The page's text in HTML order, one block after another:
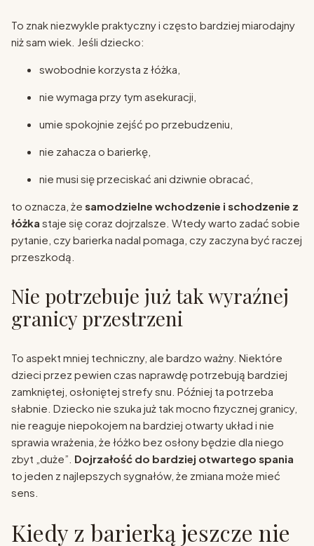
To znak niezwykle praktyczny i często bardziej miarodajny
niż sam wiek. Jeśli dziecko:
swobodnie korzysta z łóżka,
nie wymaga przy tym asekuracji,
umie spokojnie zejść po przebudzeniu,
nie zahacza o barierkę,
nie musi się przeciskać ani dziwnie obracać,
to oznacza, że samodzielne wchodzenie i schodzenie z
łóżka staje się coraz dojrzalsze. Wtedy warto zadać sobie
pytanie, czy barierka nadal pomaga, czy zaczyna być raczej
przeszkodą.
Nie potrzebuje już tak wyraźnej
granicy przestrzeni
To aspekt mniej techniczny, ale bardzo ważny. Niektóre
dzieci przez pewien czas naprawdę potrzebują bardziej
zamkniętej, osłoniętej strefy snu. Później ta potrzeba
słabnie. Dziecko nie szuka już tak mocno fizycznej granicy,
nie reaguje niepokojem na bardziej otwarty układ i nie
sprawia wrażenia, że łóżko bez osłony będzie dla niego
zbyt „duże”. Dojrzałość do bardziej otwartego spania
to jeden z najlepszych sygnałów, że zmiana może mieć
sens.
Kiedy z barierką jeszcze nie